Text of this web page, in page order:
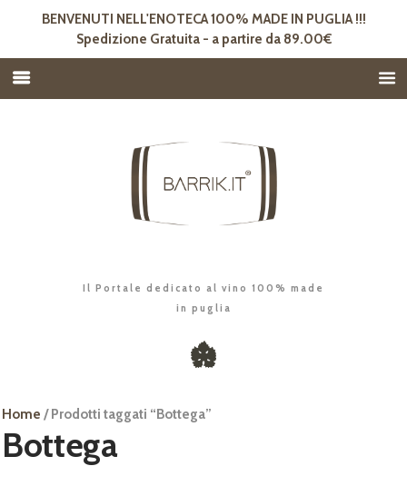
BENVENUTI NELL'ENOTECA 100% MADE IN PUGLIA !!!
Spedizione Gratuita - a partire da 89.00€
Il Portale dedicato al vino 100% made
in puglia
Home / Prodotti taggati “Bottega”
Bottega